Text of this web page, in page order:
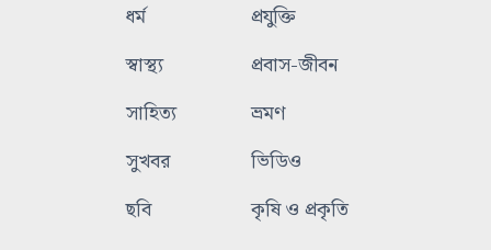
ধর্ম
প্রযুক্তি
স্বাস্থ্য
প্রবাস-জীবন
সাহিত্য
ভ্রমণ
সুখবর
ভিডিও
ছবি
কৃষি ও প্রকৃতি